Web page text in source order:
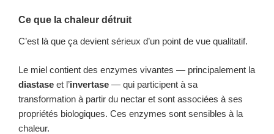
Ce que la chaleur détruit
C’est là que ça devient sérieux d’un point de vue qualitatif.
Le miel contient des enzymes vivantes — principalement la
diastase et l’invertase — qui participent à sa
transformation à partir du nectar et sont associées à ses
propriétés biologiques. Ces enzymes sont sensibles à la
chaleur.